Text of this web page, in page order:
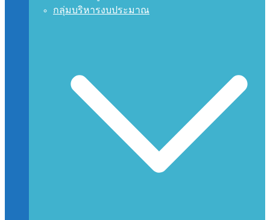
กลุ่มบริหารงบประมาณ